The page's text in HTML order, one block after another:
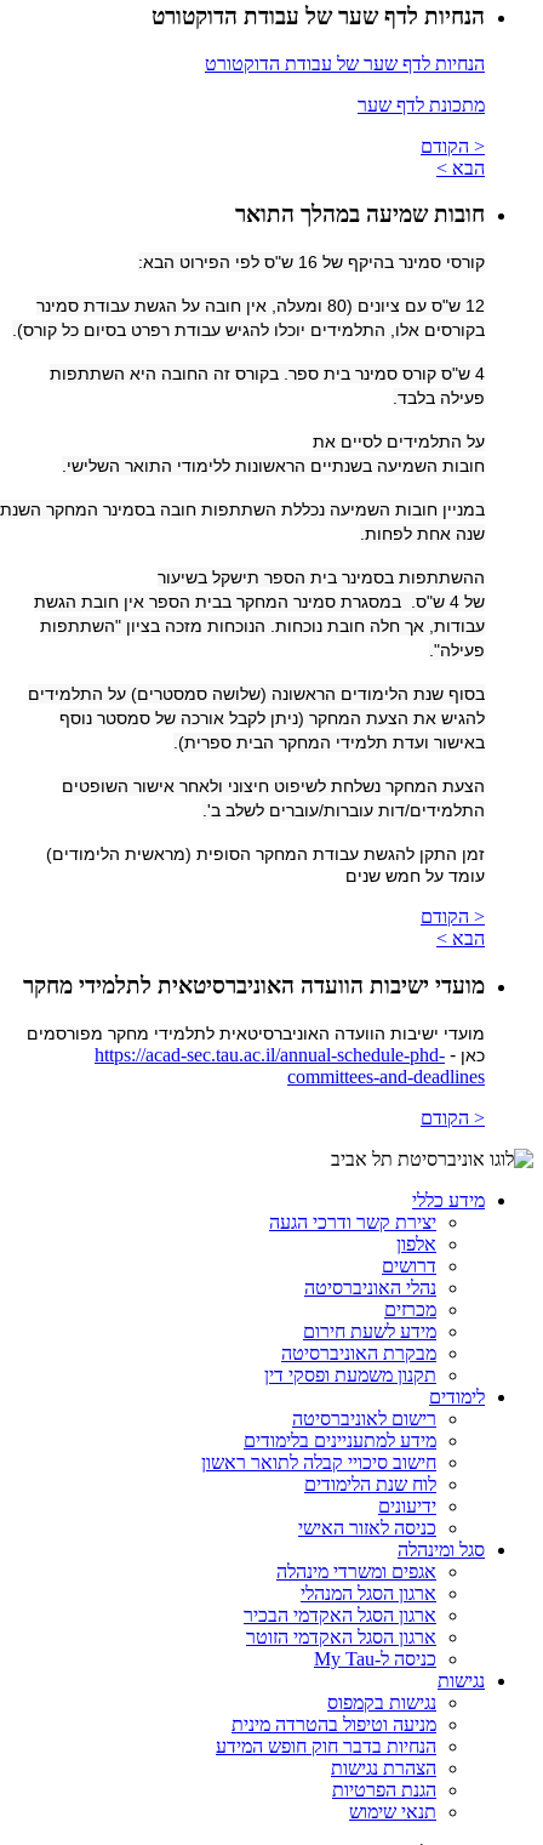
הנחיות לדף שער של עבודת הדוקטורט
הנחיות לדף שער של עבודת הדוקטורט
מתכונת לדף שער
< הקודם
הבא >
חובות שמיעה במהלך התואר
קורסי סמינר בהיקף של 16 ש"ס לפי הפירוט הבא:
12 ש"ס עם ציונים (80 ומעלה, אין חובה על הגשת עבודת סמינר
בקורסים אלו, התלמידים יוכלו להגיש עבודת רפרט בסיום כל קורס).
4 ש"ס קורס סמינר בית ספר. בקורס זה החובה היא השתתפות
פעילה בלבד.
על התלמידים לסיים את
חובות השמיעה בשנתיים הראשונות ללימודי התואר השלישי.
במניין חובות השמיעה נכללת השתתפות חובה בסמינר המחקר
שנה אחת לפחות.
ההשתתפות בסמינר בית הספר תישקל בשיעור
של 4 ש"ס. במסגרת סמינר המחקר בבית הספר אין חובת הגשת
עבודות, אך חלה חובת נוכחות. הנוכחות מזכה בציון "השתתפות
פעילה".
בסוף שנת הלימודים הראשונה (שלושה סמסטרים) על התלמידים
להגיש את הצעת המחקר (ניתן לקבל אורכה של סמסטר נוסף
באישור ועדת תלמידי המחקר הבית ספרית).
הצעת המחקר נשלחת לשיפוט חיצוני ולאחר אישור השופטים
התלמידים/דות עוברות/עוברים לשלב ב'.
זמן התקן להגשת עבודת המחקר הסופית (מראשית הלימודים)
עומד על חמש שנים
< הקודם
הבא >
מועדי ישיבות הוועדה האוניברסיטאית לתלמידי מחקר
מועדי ישיבות הוועדה האוניברסיטאית לתלמידי מחקר מפורסמים
כאן -
https://acad-sec.tau.ac.il/annual-schedule-phd-
committees-and-deadlines
< הקודם
מידע כללי
יצירת קשר ודרכי הגעה
אלפון
דרושים
נהלי האוניברסיטה
מכרזים
מידע לשעת חירום
מבקרת האוניברסיטה
תקנון משמעת ופסקי דין
לימודים
רישום לאוניברסיטה
מידע למתעניינים בלימודים
חישוב סיכויי קבלה לתואר ראשון
לוח שנת הלימודים
ידיעונים
כניסה לאזור האישי
סגל ומינהלה
אגפים ומשרדי מינהלה
ארגון הסגל המנהלי
ארגון הסגל האקדמי הבכיר
ארגון הסגל האקדמי הזוטר
כניסה ל-My Tau
נגישות
נגישות בקמפוס
מניעה וטיפול בהטרדה מינית
הנחיות בדבר חוק חופש המידע
הצהרת נגישות
הגנת הפרטיות
תנאי שימוש